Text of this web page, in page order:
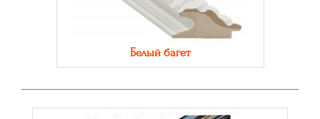
Белый багет